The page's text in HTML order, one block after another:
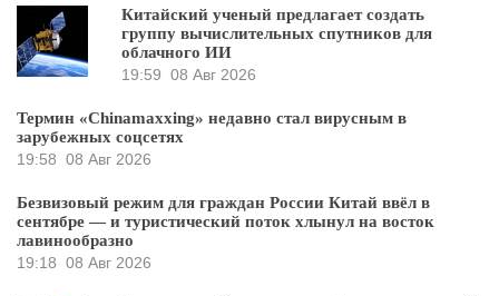
Китайский ученый предлагает создать
группу вычислительных спутников для
облачного ИИ
19:59 08 Авг 2026
Термин «Chinamaxxing» недавно стал вирусным в
зарубежных соцсетях
19:58 08 Авг 2026
Безвизовый режим для граждан России Китай ввёл в
сентябре — и туристический поток хлынул на восток
лавинообразно
19:18 08 Авг 2026